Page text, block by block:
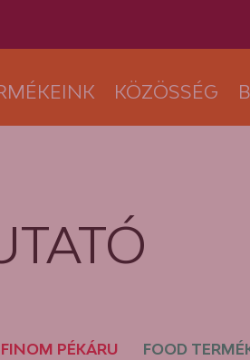
KÖZÖSSÉG
FINOM PÉKÁRU FOOD